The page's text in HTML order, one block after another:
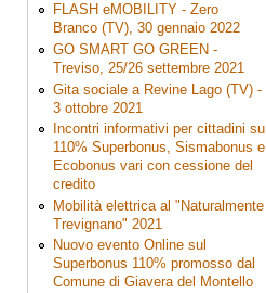
FLASH eMOBILITY - Zero
Branco (TV), 30 gennaio 2022
GO SMART GO GREEN -
Treviso, 25/26 settembre 2021
Gita sociale a Revine Lago (TV) -
3 ottobre 2021
Incontri informativi per cittadini su
110% Superbonus, Sismabonus e
Ecobonus vari con cessione del
credito
Mobilità elettrica al "Naturalmente
Trevignano" 2021
Nuovo evento Online sul
Superbonus 110% promosso dal
Comune di Giavera del Montello